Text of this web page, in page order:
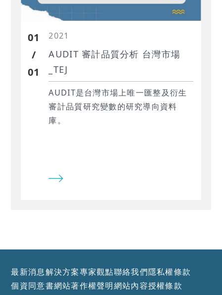
01
/
01
2021
AUDIT 審計品質分析 台灣市場
_TEJ
AUDIT是台灣市場上唯一匯整及衍生
審計品質研究變數的研究導向資料
庫。
最新消息解決方案專家觀點聯絡我們隱私權條款
個資同意書網站著作權聲明網站內容授權條款